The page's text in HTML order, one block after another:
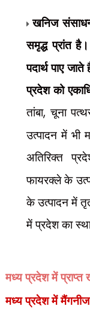
खनिज
समृद्ध प्रांत
पदार्थ पाए
प्रदेश को
तांबा,चूना
उत्पादन में
अतिरिक्त
फायरक्ले के
के उत्पादन में
में प्रदेश का
मध्य प्रदेश में प्राप्त
मध्य प्रदेश में मैंगनीज